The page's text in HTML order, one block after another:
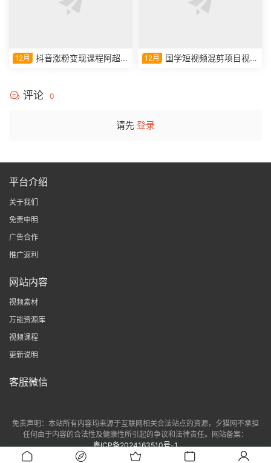
12月
抖音涨粉变现课程阿超教
12月
国学短视频混剪项目视频
评论 0
请先 登录
平台介绍
关于我们
免责申明
广告合作
推广返利
网站内容
视频素材
万能资源库
视频课程
更新说明
客服微信
免责声明：本站所有内容均来源于互联网相关合法站点的资源，夕猫网不承担
任何由于内容的合法性及健康性所引起的争议和法律责任。网站备案：
粤ICP备2024163510号-1
可参考操作指南